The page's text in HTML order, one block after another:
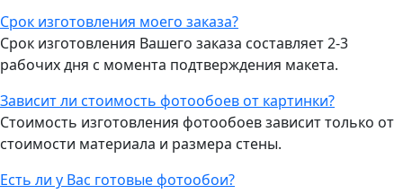
Срок изготовления моего заказа?
Срок изготовления Вашего заказа составляет 2-3
рабочих дня с момента подтверждения макета.
Зависит ли стоимость фотообоев от картинки?
Стоимость изготовления фотообоев зависит только от
стоимости материала и размера стены.
Есть ли у Вас готовые фотообои?